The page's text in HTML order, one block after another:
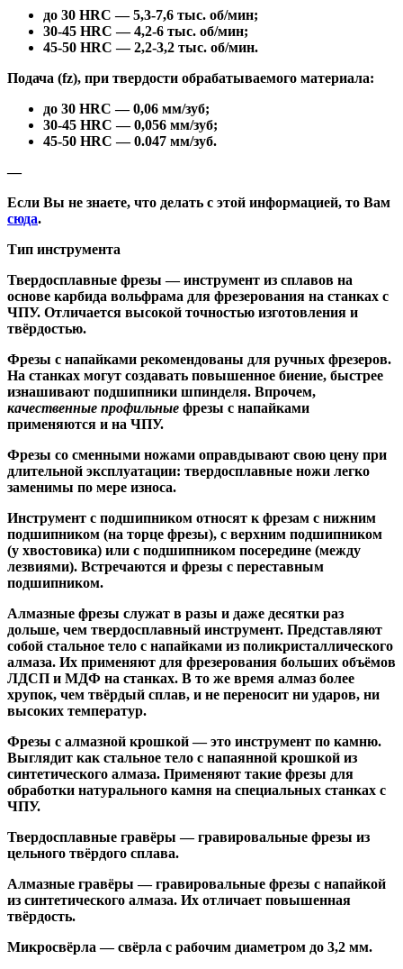
до 30 HRC — 5,3-7,6 тыс. об/мин;
30-45 HRC — 4,2-6 тыс. об/мин;
45-50 HRC — 2,2-3,2 тыс. об/мин.
Подача (fz), при твердости обрабатываемого материала:
до 30 HRC — 0,06 мм/зуб;
30-45 HRC — 0,056 мм/зуб;
45-50 HRC — 0.047 мм/зуб.
—
Если Вы не знаете, что делать с этой информацией, то Вам
сюда.
Тип инструмента
Твердосплавные фрезы — инструмент из сплавов на
основе карбида вольфрама для фрезерования на станках с
ЧПУ. Отличается высокой точностью изготовления и
твёрдостью.
Фрезы с напайками рекомендованы для ручных фрезеров.
На станках могут создавать повышенное биение, быстрее
изнашивают подшипники шпинделя. Впрочем,
качественные профильные фрезы с напайками
применяются и на ЧПУ.
Фрезы со сменными ножами оправдывают свою цену при
длительной эксплуатации: твердосплавные ножи легко
заменимы по мере износа.
Инструмент с подшипником относят кфрезам с нижним
подшипником (на торце фрезы), с верхним подшипником
(у хвостовика) или с подшипником посередине (между
лезвиями). Встречаются и фрезы с переставным
подшипником.
Алмазные фрезы служат в разы и даже десятки раз
дольше, чем твердосплавный инструмент. Представляют
собой стальное тело с напайками из поликристаллического
алмаза. Их применяют для фрезерования больших объёмов
ЛДСП и МДФ на станках. В то же время алмаз более
хрупок, чем твёрдый сплав, и не переносит ни ударов, ни
высоких температур.
Фрезы с алмазной крошкой— это инструмент по камню.
Выглядит как стальное тело с напаянной крошкой из
синтетического алмаза. Применяют такие фрезы для
обработки натурального камня на специальных станках с
ЧПУ.
Твердосплавные гравёры — гравировальные фрезы из
цельного твёрдого сплава.
Алмазные гравёры — гравировальные фрезы с напайкой
из синтетического алмаза. Их отличает повышенная
твёрдость.
Микросвёрла— свёрла с рабочим диаметром до 3,2 мм.